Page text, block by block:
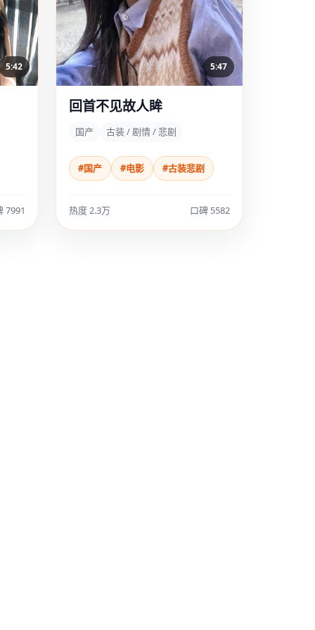
5:42
7991
5:47
回首不见故人眸
国产 古装 / 剧情 / 悲剧
#国产 #电影 #古装悲剧
热度 2.3万 口碑 5582